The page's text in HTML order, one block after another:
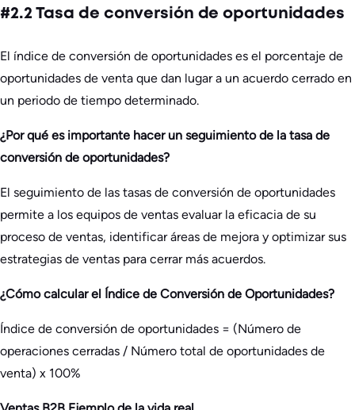
#2.2 Tasa de conversión de oportunidades
El índice de conversión de oportunidades es el porcentaje de
oportunidades de venta que dan lugar a un acuerdo cerrado en
un periodo de tiempo determinado.
¿Por qué es importante hacer un seguimiento de la tasa de
conversión de oportunidades?
El seguimiento de las tasas de conversión de oportunidades
permite a los equipos de ventas evaluar la eficacia de su
proceso de ventas, identificar áreas de mejora y optimizar sus
estrategias de ventas para cerrar más acuerdos.
¿Cómo calcular el Índice de Conversión de Oportunidades?
Índice de conversión de oportunidades = (Número de
operaciones cerradas / Número total de oportunidades de
venta) x 100%